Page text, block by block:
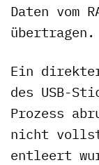
Daten vom
übertragen.
Ein
des USB-
Prozess
nicht
entleert